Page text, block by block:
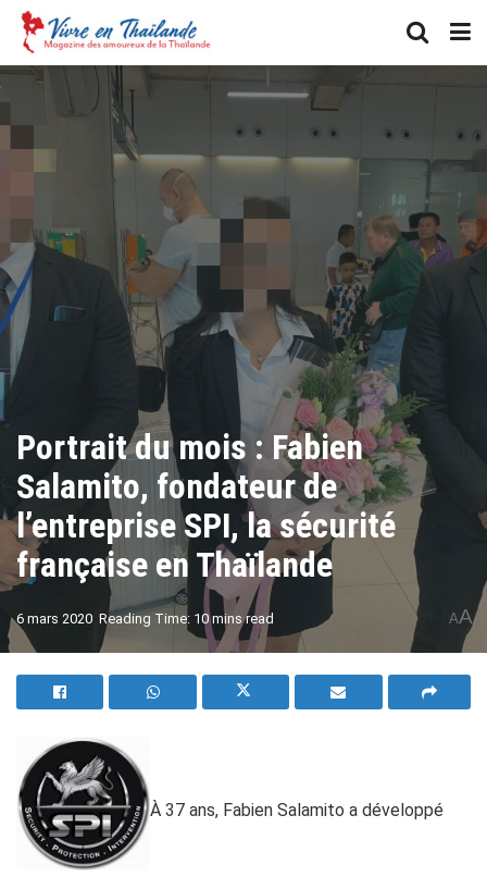
Portrait du mois : Fabien
Salamito, fondateur de
l’entreprise SPI, la sécurité
française en Thaïlande
6 mars 2020 Reading Time: 10 mins read AA
À 37 ans, Fabien Salamito a développé